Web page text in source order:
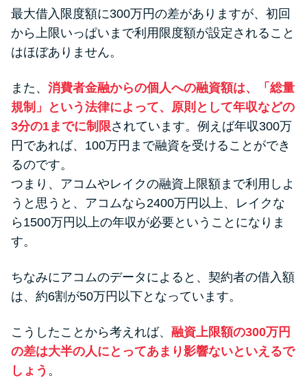
最大借入限度額に300万円の差がありますが、初回
から上限いっぱいまで利用限度額が設定されること
はほぼありません。
また、 消費者金融からの個人への融資額は、「総量
規制」という法律によって、原則として年収などの
3分の1までに制限されています。例えば年収300万
円であれば、100万円まで融資を受けることができ
るのです。
つまり、アコムやレイクの融資上限額まで利用しよ
うと思うと、アコムなら2400万円以上、レイクな
ら1500万円以上の年収が必要ということになりま
す。
ちなみにアコムのデータによると、契約者の借入額
は、約6割が50万円以下となっています。
こうしたことから考えれば、 融資上限額の300万円
の差は大半の人にとってあまり影響ないといえるで
しょう 。